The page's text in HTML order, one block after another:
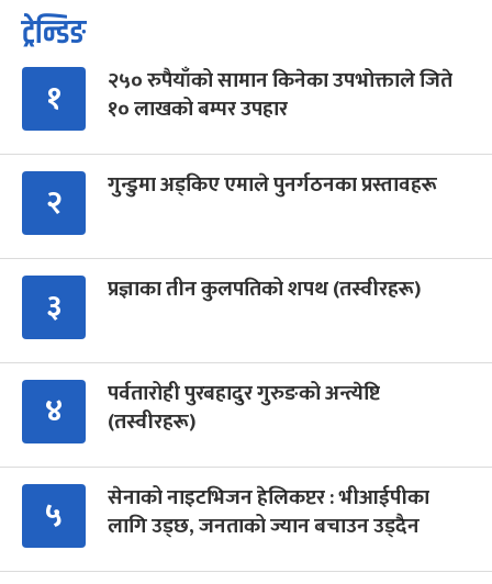
ट्रेन्डिङ
१
२५० रुपैयाँको सामान किनेका उपभोक्ताले जिते
१० लाखको बम्पर उपहार
२ गुन्डुमा अड्किए एमाले पुनर्गठनका प्रस्तावहरू
३ प्रज्ञाका तीन कुलपतिको शपथ (तस्वीरहरू)
४
पर्वतारोही पुरबहादुर गुरुङको अन्त्येष्टि
(तस्वीरहरू)
५
सेनाको नाइटभिजन हेलिकप्टर : भीआईपीका
लागि उड्छ, जनताको ज्यान बचाउन उड्दैन